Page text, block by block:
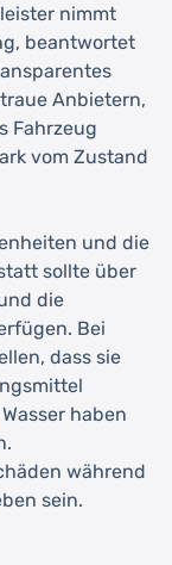
nimmt
beantwortet
Anbietern,
Fahrzeug
vom Zustand
und die
sollte über
die
Bei
dass sie
haben
während
sein.